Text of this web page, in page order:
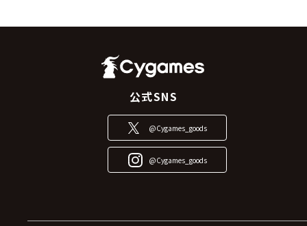
場合には事前に当サイトにて変更後の本規約を掲示
することとし、変更後の本規約は事前に告知した効
力発生時期からその効力が生じるものとします。
当社は、本規約の変更によってお客様に生じた不利
益や損害については、一切責任を負いません。
第２条 本サービスの利用
本サービスの利用にあたって、お客様は、当サイト
公式SNS
@Cygames_goods
@Cygames_goods